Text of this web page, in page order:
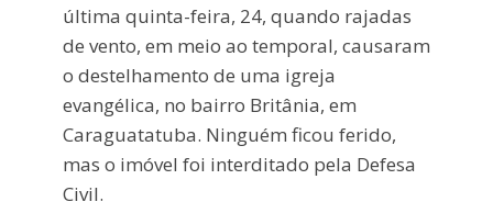
última quinta-feira, 24, quando rajadas
de vento, em meio ao temporal, causaram
o destelhamento de uma igreja
evangélica, no bairro Britânia, em
Caraguatatuba. Ninguém ficou ferido,
mas o imóvel foi interditado pela Defesa
Civil.